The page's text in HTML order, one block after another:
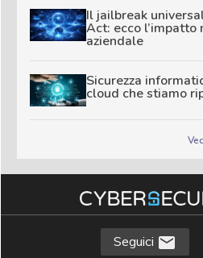
Il jailbreak
Act: ecco l’impatto
aziendale
Sicurezza
cloud che stiamo
Seguici